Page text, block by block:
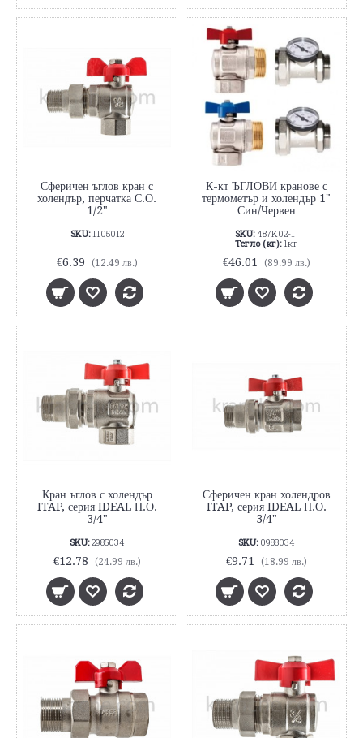
Сферичен ъглов кран с
холендър, перчатка С.О.
1/2"
SKU:1105012
€6.39 (12.49 лв.)
К-кт ЪГЛОВИ кранове с
термометър и холендър 1"
Син/Червен
SKU:487K02-1
Тегло (кг):1кг
€46.01 (89.99 лв.)
Кран ъглов с холендър
ITAP, серия IDEAL П.О.
3/4"
SKU:2985034
€12.78 (24.99 лв.)
Сферичен кран холендров
ITAP, серия IDEAL П.О.
3/4"
SKU:0988034
€9.71 (18.99 лв.)